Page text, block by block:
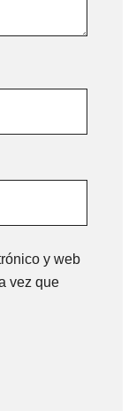
y web
vez que